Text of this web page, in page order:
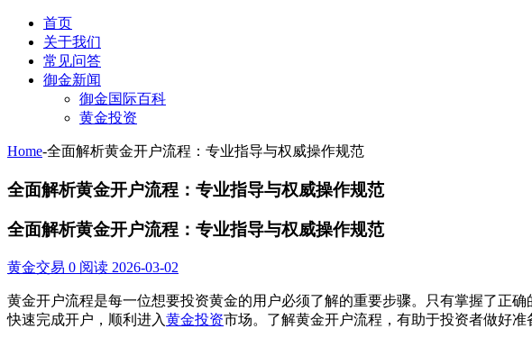
首页
关于我们
常见问答
御金新闻
御金国际百科
黄金投资
Home-全面解析黄金开户流程：专业指导与权威操作规范
全面解析黄金开户流程：专业指导与权威操作规范
全面解析黄金开户流程：专业指导与权威操作规范
黄金交易 0 阅读 2026-03-02
黄金开户流程是每一位想要投资黄金的用户必须了解的重要步骤。只有掌握了正
快速完成开户，顺利进入黄金投资市场。了解黄金开户流程，有助于投资者做好准